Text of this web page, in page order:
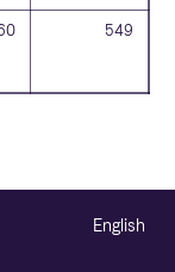
549
English